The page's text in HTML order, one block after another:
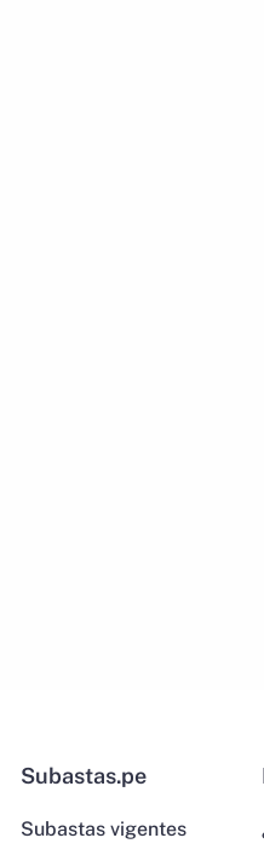
Subastas.pe
Subastas vigentes